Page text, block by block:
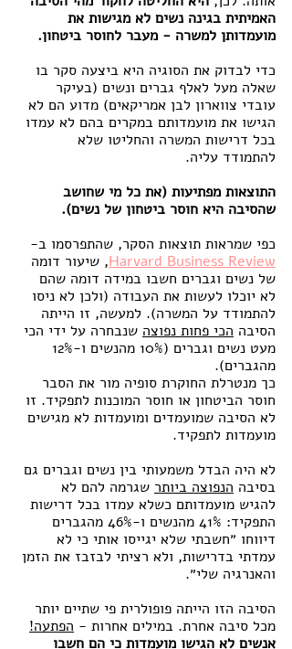
האמיתית בגינה נשים לא מגישות את
מועמדותן למשרה - מעבר לחוסר ביטחון.
כדי לבדוק את הסוגיה היא ביצעה סקר בו
שאלה מעל לאלף גברים ונשים (בעיקר
עובדי צווארון לבן אמריקאים) מדוע הם לא
הגישו את מועמדותם במקרים בהם לא עמדו
בכל דרישות המשרה והחליטו שלא
להתמודד עליה.
התוצאות מפתיעות (את כל מי שחושב
שהסיבה היא חוסר ביטחון של נשים).
כפי שמראות תוצאות הסקר, שהתפרסמו ב-
Harvard Business Review, שיעור דומה
של נשים וגברים חשבו במידה דומה שהם
לא יוכלו לעשות את העבודה (ולכן לא ניסו
להתמודד על המשרה). למעשה, זו הייתה
הסיבה הכי פחות נפוצה שנבחרה על ידי הכי
מהגברים).
כך מנטרלת החוקרת סופיה מור את הסבר
חוסר הביטחון או חוסר המוכנות לתפקיד. זו
לא הסיבה שמועמדים ומועמדות לא מגישים
מועמדות לתפקיד.
לא היה הבדל משמעותי בין נשים וגברים גם
בסיבה הנפוצה ביותר שגרמה להם לא
להגיש מועמדותם כשלא עמדו בכל דרישות
התפקיד: 41% מהנשים ו-46% מהגברים
דיווחו ״חשבתי שלא יגייסו אותי כי לא
עמדתי בדרישות, ולא רציתי לבזבז את הזמן
והאנרגיה שלי״.
הסיבה הזו הייתה פופולרית פי שתיים יותר
מכל סיבה אחרת. במילים אחרות - הפתעה!
אנשים לא הגישו מועמדות כי הם חשבו